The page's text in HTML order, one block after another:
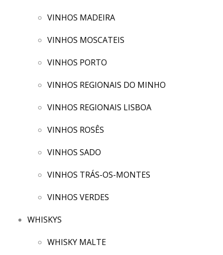
VINHOS MADEIRA
VINHOS MOSCATEIS
VINHOS PORTO
VINHOS REGIONAIS DO MINHO
VINHOS REGIONAIS LISBOA
VINHOS ROSÊS
VINHOS SADO
VINHOS TRÁS-OS-MONTES
VINHOS VERDES
WHISKYS
WHISKY MALTE